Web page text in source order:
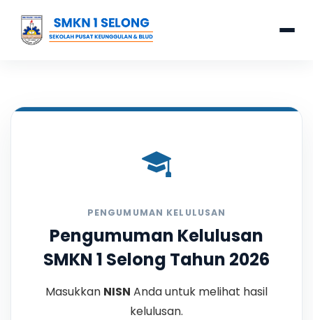
PENGUMUMAN KELULUSAN
Pengumuman Kelulusan
SMKN 1 Selong Tahun 2026
Masukkan NISN Anda untuk melihat hasil
kelulusan.